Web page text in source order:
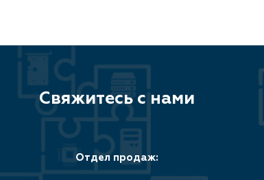
Свяжитесь с нами
Отдел продаж: